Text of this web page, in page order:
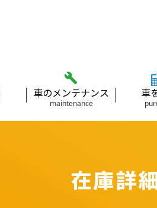
車のメンテナンス
maintenance
車
在庫詳細